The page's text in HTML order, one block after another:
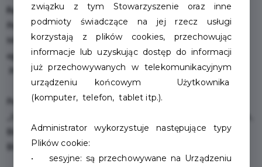
Formularz zgłoszenia firmy do Bazy Przedsiębiorców
Podstawowym wymogiem przystąpienia do Programu Karta
Mieszkańca „Mój Szczecinek” jest dostarczenie dwóch
egzemplarzy wypełnionego, wydrukowanego i podpisanego
Porozumienia dostępnego wDokumentach do pobrania.
Porozumienia można dostarczyć drogą pocztową na adres:
Biuro Prasowe i Komunikacji Społecznej” oraz osobiście w
Biurze Obsługi Interesanta Urzędu Miasta Szczecinek.
związku z tym Stowarzyszenie oraz inne
podmioty świadczące na jej rzecz usługi
korzystają z plików cookies, przechowując
informacje lub uzyskując dostęp do informacji
już przechowywanych w telekomunikacyjnym
urządzeniu końcowym Użytkownika
(komputer, telefon, tablet itp.).
Administrator wykorzystuje następujące typy
Plików cookie:
• sesyjne: są przechowywane na Urządzeniu